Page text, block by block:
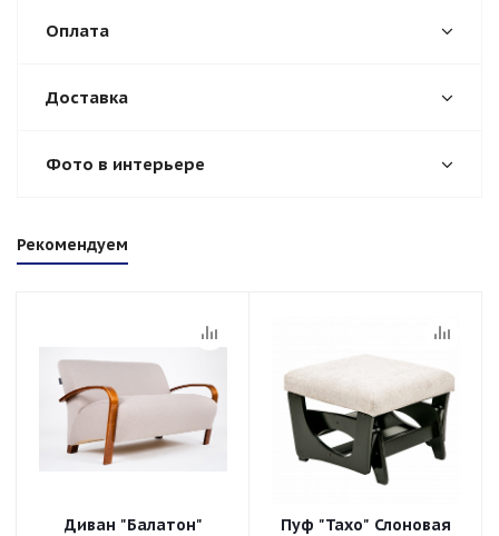
Оплата
Доставка
Фото в интерьере
Рекомендуем
Диван "Балатон"
Пуф "Тахо" Слоновая